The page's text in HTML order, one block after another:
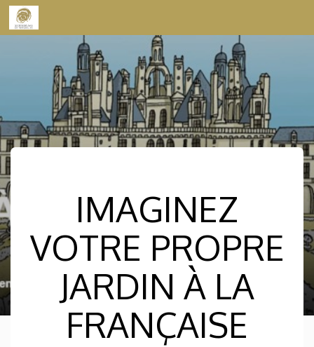
Skip to content
IMAGINEZ
VOTRE PROPRE
JARDIN À LA
FRANÇAISE